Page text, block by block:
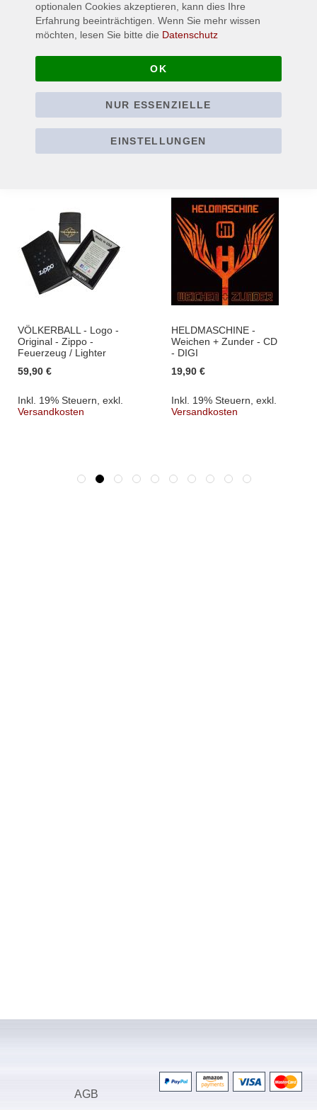
Rammstein, die sich hart und prägnant präsentiert, roh und
einfühlsam, von Grund auf kalt und doch emotional.
Wird oft zusammen gekauft:
VÖLKERBALL - Logo -
Original - Zippo -
Feuerzeug / Lighter
59,90 €
Inkl. 19% Steuern exkl.
Versandkosten
HELDMASCHINE -
Weichen + Zunder - CD
- DIGI
19,90 €
Inkl. 19% Steuern exkl.
Versandkosten
AGB
optionalen Cookies akzeptieren, kann dies Ihre
Erfahrung beeinträchtigen. Wenn Sie mehr wissen
möchten, lesen Sie bitte die Datenschutz
OK
NUR ESSENZIELLE
EINSTELLUNGEN